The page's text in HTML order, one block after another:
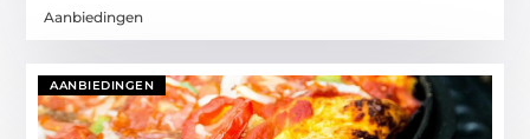
Aanbiedingen
AANBIEDINGEN